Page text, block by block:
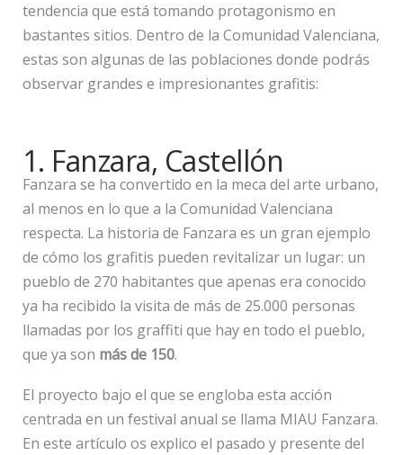
tendencia que está tomando protagonismo en
bastantes sitios. Dentro de la Comunidad Valenciana,
estas son algunas de las poblaciones donde podrás
observar grandes e impresionantes grafitis:
1. Fanzara, Castellón
Fanzara se ha convertido en la meca del arte urbano,
al menos en lo que a la Comunidad Valenciana
respecta. La historia de Fanzara es un gran ejemplo
de cómo los grafitis pueden revitalizar un lugar: un
pueblo de 270 habitantes que apenas era conocido
ya ha recibido la visita de más de 25.000 personas
llamadas por los graffiti que hay en todo el pueblo,
que ya son más de 150.
El proyecto bajo el que se engloba esta acción
centrada en un festival anual se llama MIAU Fanzara.
En este artículo os explico el pasado y presente del